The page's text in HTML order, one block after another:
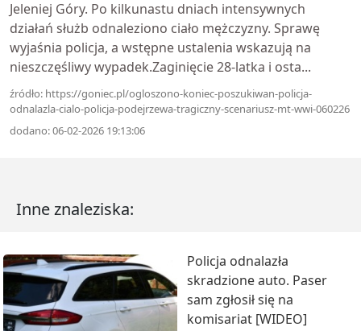
Jeleniej Góry. Po kilkunastu dniach intensywnych
działań służb odnaleziono ciało mężczyzny. Sprawę
wyjaśnia policja, a wstępne ustalenia wskazują na
nieszczęśliwy wypadek.Zaginięcie 28-latka i osta...
źródło: https://goniec.pl/ogloszono-koniec-poszukiwan-policja-
odnalazla-cialo-policja-podejrzewa-tragiczny-scenariusz-mt-wwi-060226
dodano: 06-02-2026 19:13:06
Inne znaleziska:
Policja odnalazła
skradzione auto. Paser
sam zgłosił się na
komisariat [WIDEO]